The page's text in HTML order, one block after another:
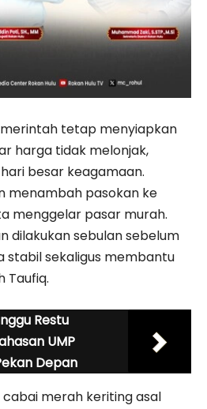
tetap menyiapkan
harga tidak melonjak,
besar keagamaan.
menambah pasokan ke
menggelar pasar murah.
dilakukan sebulan sebelum
stabil sekaligus membantu
Taufiq.
Restu
UMP
Depan
merah keriting asal